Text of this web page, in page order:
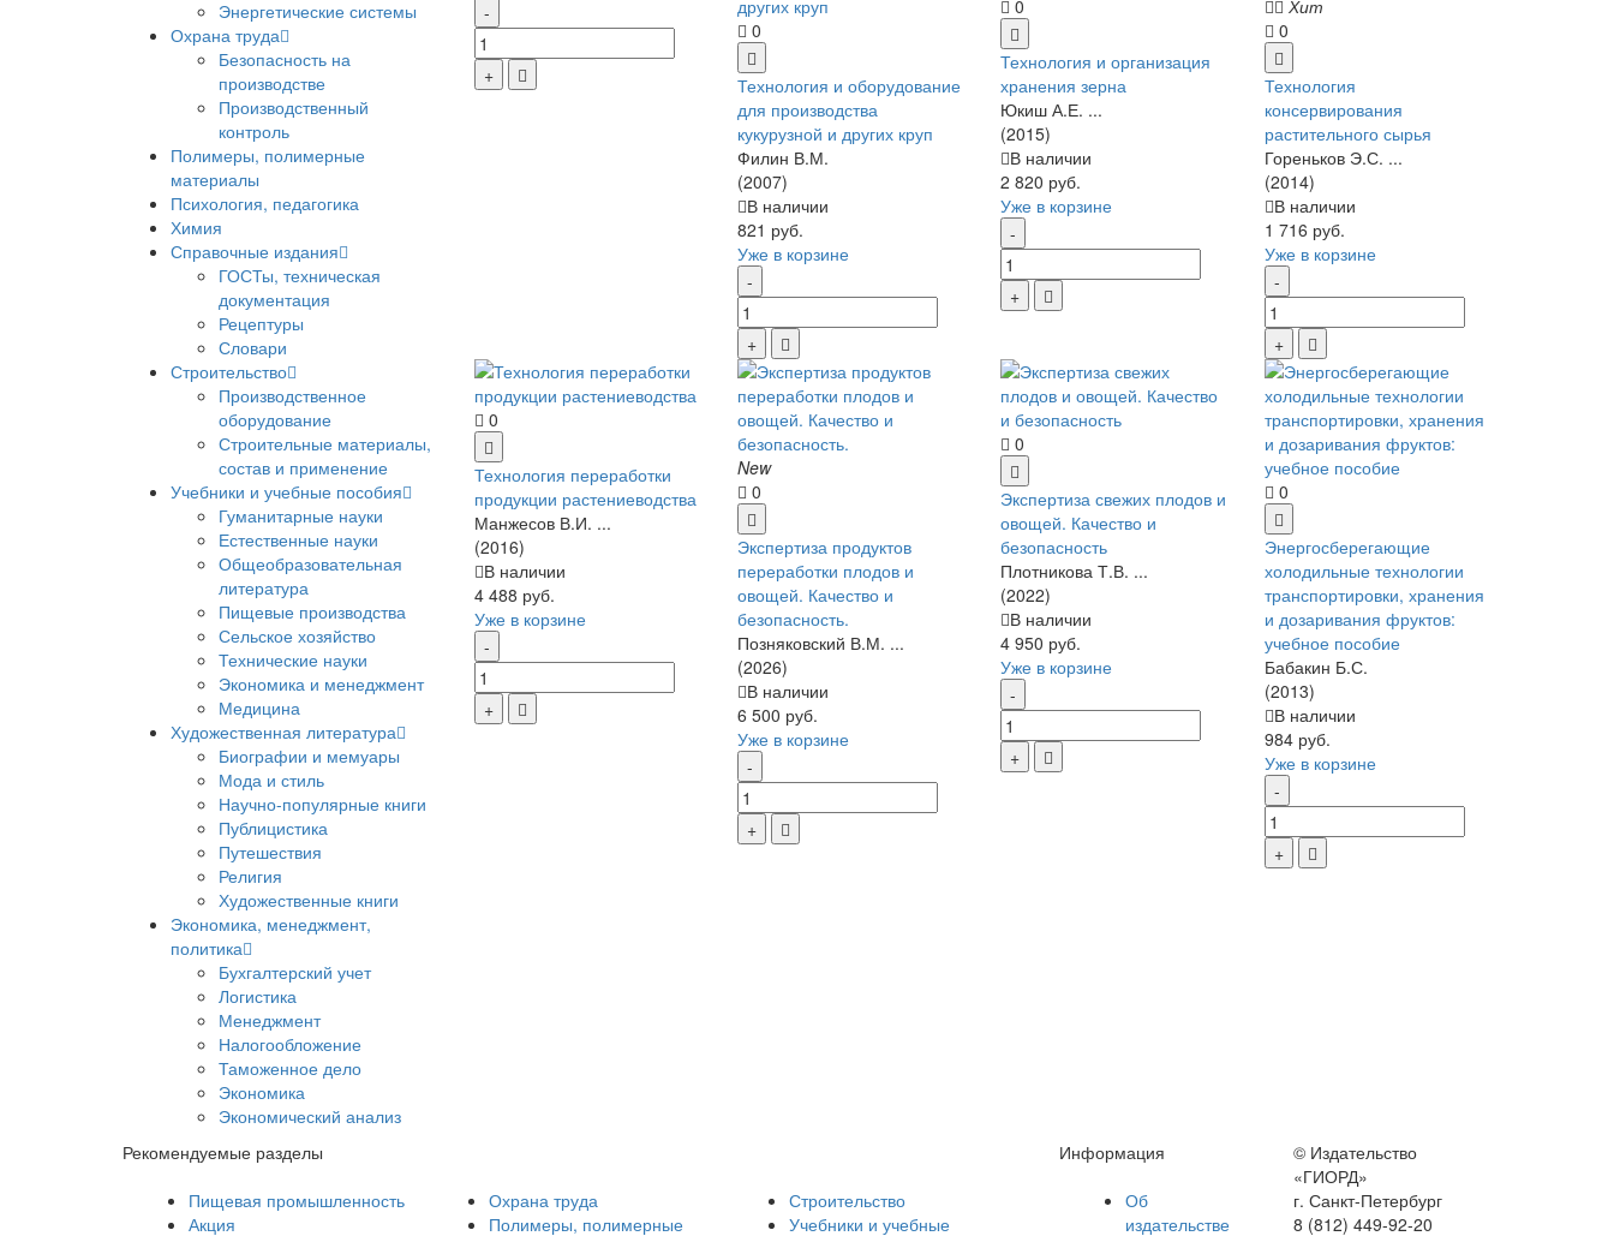
Энергетические системы
Охрана труда
Безопасность на
производстве
Производственный
контроль
Полимеры, полимерные
материалы
Психология, педагогика
Химия
Справочные издания
ГОСТы, техническая
документация
Рецептуры
Словари
Строительство
Производственное
оборудование
Строительные материалы,
состав и применение
Учебники и учебные пособия
Гуманитарные науки
Естественные науки
Общеобразовательная
литература
Пищевые производства
Сельское хозяйство
Технические науки
Экономика и менеджмент
Медицина
Художественная литература
Биографии и мемуары
Мода и стиль
Научно-популярные книги
Публицистика
Путешествия
Религия
Художественные книги
Экономика, менеджмент,
политика
Бухгалтерский учет
Логистика
Менеджмент
Налогообложение
Таможенное дело
Экономика
Экономический анализ
0
Технология и оборудование
для производства
кукурузной и других круп
Филин В.М.
(2007)
В наличии
821 руб.
Уже в корзине
0
Технология и организация
хранения зерна
Юкиш А.Е. ...
(2015)
В наличии
2 820 руб.
Уже в корзине
Хит
0
Технология
консервирования
растительного сырья
Гореньков Э.С. ...
(2014)
В наличии
1 716 руб.
Уже в корзине
0
Технология переработки
продукции растениеводства
Манжесов В.И. ...
(2016)
В наличии
4 488 руб.
Уже в корзине
New
0
Экспертиза продуктов
переработки плодов и
овощей. Качество и
безопасность.
Позняковский В.М. ...
(2026)
В наличии
6 500 руб.
Уже в корзине
0
Экспертиза свежих плодов и
овощей. Качество и
безопасность
Плотникова Т.В. ...
(2022)
В наличии
4 950 руб.
Уже в корзине
0
Энергосберегающие
холодильные технологии
транспортировки, хранения
и дозаривания фруктов:
учебное пособие
Бабакин Б.С.
(2013)
В наличии
984 руб.
Уже в корзине
Рекомендуемые разделы Информация
© Издательство
«ГИОРД»
Пищевая промышленность
Акция
Охрана труда
Полимеры, полимерные
Строительство
Учебники и учебные
Об
издательстве
г. Санкт-Петербург
8 (812) 449-92-20